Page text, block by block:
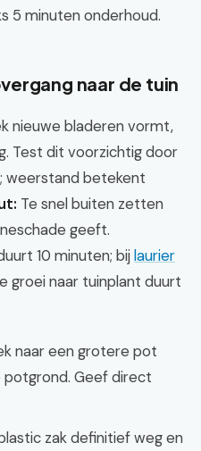
5 minuten onderhoud.
naar de tuin
nieuwe bladeren vormt,
Test dit voorzichtig door
weerstand betekent
Te snel buiten zetten
geeft.
10 minuten; bijlaurier
groei naar tuinplant duurt
naar een grotere pot
Geef direct
zak definitief weg en